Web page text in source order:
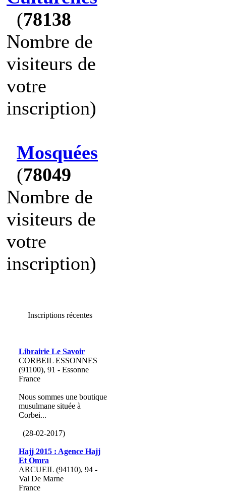
(78138
Nombre de
visiteurs de
votre
inscription)
Mosquées
(78049
Nombre de
visiteurs de
votre
inscription)
Inscriptions récentes
Librairie Le Savoir
CORBEIL ESSONNES
(91100), 91 - Essonne
France
Nous sommes une boutique
musulmane située à
Corbei...
(28-02-2017)
Hajj 2015 : Agence Hajj
Et Omra
ARCUEIL (94110), 94 -
Val De Marne
France